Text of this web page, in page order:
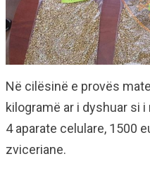
Në cilësinë e provës
kilogramë ar i dyshuar si
4 aparate celulare, 1500
zviceriane.